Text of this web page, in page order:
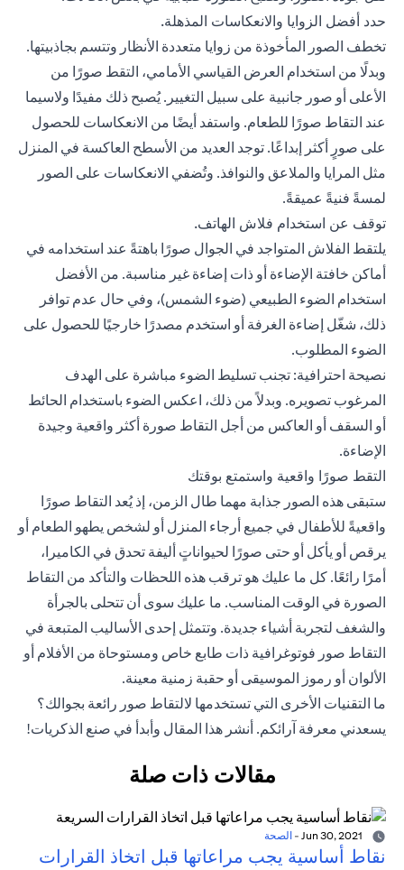
حدد أفضل الزوايا والانعكاسات المذهلة.
تخطف الصور المأخوذة من زوايا متعددة الأنظار وتتسم بجاذبيتها.
وبدلًا من استخدام العرض القياسي الأمامي، التقط صورًا من
الأعلى أو صور جانبية على سبيل التغيير. يُصبح ذلك مفيدًا ولاسيما
عند التقاط صورًا للطعام. واستفد أيضًا من الانعكاسات للحصول
على صورٍ أكثر إبداعًا. توجد العديد من الأسطح العاكسة في المنزل
مثل المرايا والملاعق والنوافذ. وتُضفي الانعكاسات على الصور
لمسةً فنيةً عميقةً.
توقف عن استخدام فلاش الهاتف.
يلتقط الفلاش المتواجد في الجوال صورًا باهتةً عند استخدامه في
أماكن خافتة الإضاءة أو ذات إضاءة غير مناسبة. من الأفضل
استخدام الضوء الطبيعي (ضوء الشمس)، وفي حال عدم توافر
ذلك، شغّل إضاءة الغرفة أو استخدم مصدرًا خارجيًا للحصول على
الضوء المطلوب.
نصيحة احترافية: تجنب تسليط الضوء مباشرة على الهدف
المرغوب تصويره. وبدلاً من ذلك، اعكس الضوء باستخدام الحائط
أو السقف أو العاكس من أجل التقاط صورة أكثر واقعية وجيدة
الإضاءة.
التقط صورًا واقعية واستمتع بوقتك
ستبقى هذه الصور جذابة مهما طال الزمن، إذ يُعد التقاط صورًا
واقعيةً للأطفال في جميع أرجاء المنزل أو لشخص يطهو الطعام أو
يرقص أو يأكل أو حتى صورًا لحيواناتٍ أليفة تحدق في الكاميرا،
أمرًا رائعًا. كل ما عليك هو ترقب هذه اللحظات والتأكد من التقاط
الصورة في الوقت المناسب. ما عليك سوى أن تتحلى بالجرأة
والشغف لتجربة أشياء جديدة. وتتمثل إحدى الأساليب المتبعة في
التقاط صور فوتوغرافية ذات طابع خاص ومستوحاة من الأفلام أو
الألوان أو رموز الموسيقى أو حقبة زمنية معينة.
ما التقنيات الأخرى التي تستخدمها لالتقاط صور رائعة بجوالك؟
يسعدني معرفة آرائكم. أنشر هذا المقال وأبدأ في صنع الذكريات!
مقالات ذات صلة
- الصحة
نقاط أساسية يجب مراعاتها قبل اتخاذ القرارات